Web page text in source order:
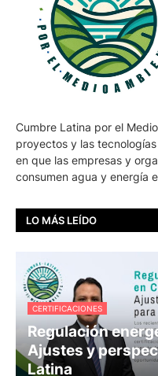
Cumbre Latina por el
proyectos y las
en que las empresas y
consumen agua y energía
LO MÁS LEÍDO
CERTIFICACIONES
Regulación
Ajustes y
Latina